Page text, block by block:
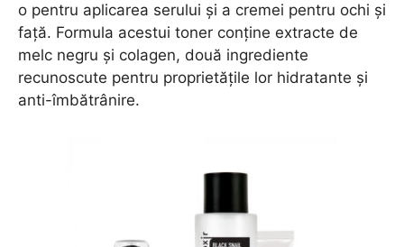
o pentru aplicarea serului și a cremei pentru ochi și
față. Formula acestui toner conține extracte de
melc negru și colagen, două ingrediente
recunoscute pentru proprietățile lor hidratante și
anti-îmbătrânire.